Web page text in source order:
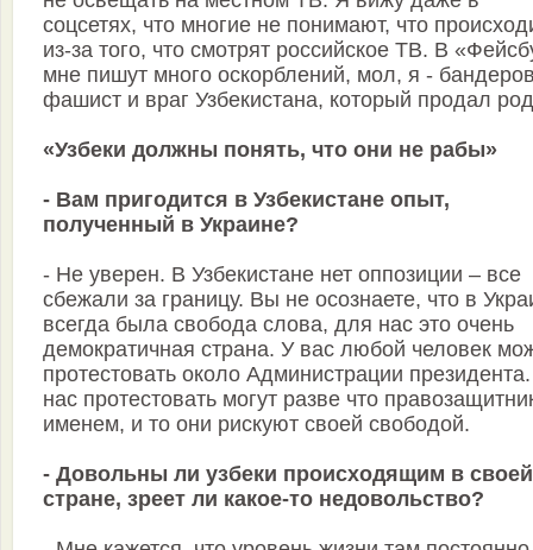
соцсетях, что многие не понимают, что
из-за того, что смотрят российское ТВ. В
мне пишут много оскорблений, мол, я -
фашист и враг Узбекистана, который продал
«Узбеки должны понять, что они не рабы»
- Вам пригодится в Узбекистане опыт,
полученный в Украине?
- Не уверен. В Узбекистане нет оппозиции – все
сбежали за границу. Вы не осознаете, что в
всегда была свобода слова, для нас это очень
демократичная страна. У вас любой человек
протестовать около Администрации
нас протестовать могут разве что
именем, и то они рискуют своей свободой.
- Довольны ли узбеки происходящим в своей
стране, зреет ли какое-то недовольство?